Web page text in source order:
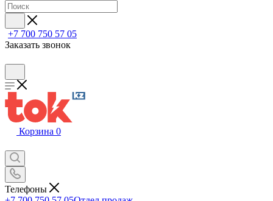
+7 700 750 57 05
Заказать звонок
Корзина 0
Телефоны